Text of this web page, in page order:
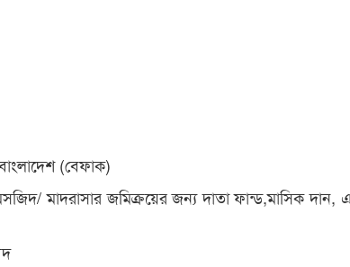
(বেফাক)
মাদরাসার জমিক্রয়ের জন্য দাতা ফান্ড,মাসিক দান,